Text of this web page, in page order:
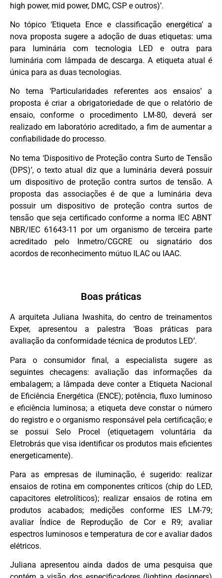
high power, mid power, DMC, CSP e outros)’.
No tópico ‘Etiqueta Ence e classificação energética’ a
nova proposta sugere a adoção de duas etiquetas: uma
para luminária com tecnologia LED e outra para
luminária com lâmpada de descarga. A etiqueta atual é
única para as duas tecnologias.
No tema ‘Particularidades referentes aos ensaios’ a
proposta é criar a obrigatoriedade de que o relatório de
ensaio, conforme o procedimento LM-80, deverá ser
realizado em laboratório acreditado, a fim de aumentar a
confiabilidade do processo.
No tema ‘Dispositivo de Proteção contra Surto de Tensão
(DPS)’, o texto atual diz que a luminária deverá possuir
um dispositivo de proteção contra surtos de tensão. A
proposta das associações é de que a luminária deva
possuir um dispositivo de proteção contra surtos de
tensão que seja certificado conforme a norma IEC ABNT
NBR/IEC 61643-11 por um organismo de terceira parte
acreditado pelo Inmetro/CGCRE ou signatário dos
acordos de reconhecimento mútuo ILAC ou IAAC.
Boas práticas
A arquiteta Juliana Iwashita, do centro de treinamentos
Exper, apresentou a palestra ‘Boas práticas para
avaliação da conformidade técnica de produtos LED’.
Para o consumidor final, a especialista sugere as
seguintes checagens: avaliação das informações da
embalagem; a lâmpada deve conter a Etiqueta Nacional
de Eficiência Energética (ENCE); potência, fluxo luminoso
e eficiência luminosa; a etiqueta deve constar o número
do registro e o organismo responsável pela certificação; e
se possui Selo Procel (etiquetagem voluntária da
Eletrobrás que visa identificar os produtos mais eficientes
energeticamente).
Para as empresas de iluminação, é sugerido: realizar
ensaios de rotina em componentes críticos (chip do LED,
capacitores eletrolíticos); realizar ensaios de rotina em
produtos acabados; medições conforme IES LM-79;
avaliar Índice de Reprodução de Cor e R9; avaliar
espectros luminosos e temperatura de cor e avaliar dados
elétricos.
Juliana apresentou ainda dados de uma pesquisa que